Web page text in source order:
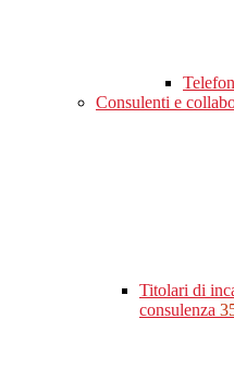
Consulenti e
Titolari di
consulenza